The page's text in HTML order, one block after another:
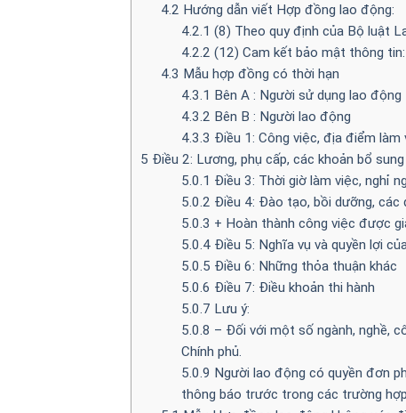
4.2 Hướng dẫn viết Hợp đồng lao động:
4.2.1 (8) Theo quy định của Bộ luật
4.2.2 (12) Cam kết bảo mật thông tin:
4.3 Mẫu hợp đồng có thời hạn
4.3.1 Bên A : Người sử dụng lao động
4.3.2 Bên B : Người lao động
4.3.3 Điều 1: Công việc, địa điểm
5 Điều 2: Lương, phụ cấp, các khoản bổ
5.0.1 Điều 3: Thời giờ làm việc, nghỉ
5.0.2 Điều 4: Đào tạo, bồi dưỡng, các
5.0.3 + Hoàn thành công việc được
5.0.4Điều 5: Nghĩa vụ và quyền lợi
5.0.5 Điều 6: Những thỏa thuận khác
5.0.6 Điều 7: Điều khoản thi hành
5.0.7 Lưu ý:
5.0.8 – Đối với một số ngành, nghề,
Chính phủ.
5.0.9 Người lao động có quyền đơn
thông báo trước trong các trường